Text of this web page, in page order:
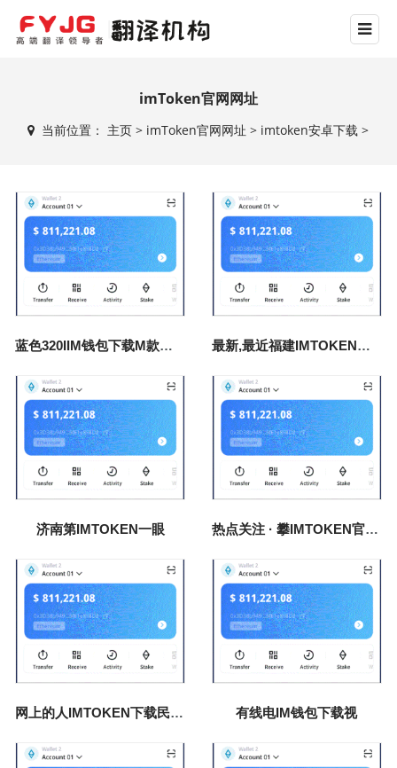
imToken官网网址
当前位置： 主页 > imToken官网网址 > imtoken安卓下载 >
蓝色320IIM钱包下载M款的福音 最新,最近福建IMTOKEN钱包下载南安新闻报道
济南第IMTOKEN一眼 热点关注 · 攀IMTOKEN官网枝花市人民政府
网上的人IMTOKEN下载民日报 有线电IM钱包下载视